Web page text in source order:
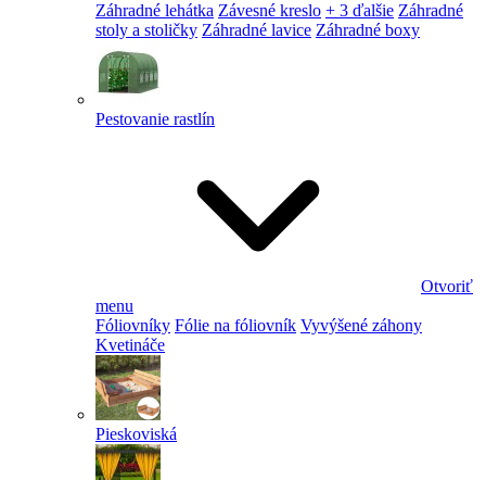
Záhradné lehátka Závesné kreslo + 3 ďalšie Záhradné
stoly a stoličky Záhradné lavice Záhradné boxy
Pestovanie rastlín
Otvoriť
menu
Fóliovníky Fólie na fóliovník Vyvýšené záhony
Kvetináče
Pieskoviská